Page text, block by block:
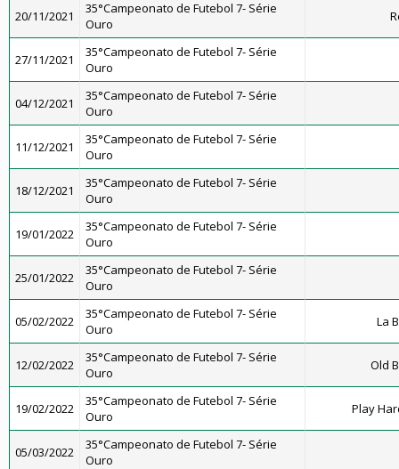
20/11/2021
35°Campeonato de Futebol 7- Série
Ouro
27/11/2021
35°Campeonato de Futebol 7- Série
Ouro
04/12/2021
35°Campeonato de Futebol 7- Série
Ouro
11/12/2021
35°Campeonato de Futebol 7- Série
Ouro
18/12/2021
35°Campeonato de Futebol 7- Série
Ouro
19/01/2022
35°Campeonato de Futebol 7- Série
Ouro
25/01/2022
35°Campeonato de Futebol 7- Série
Ouro
05/02/2022
35°Campeonato de Futebol 7- Série
Ouro
La
12/02/2022
35°Campeonato de Futebol 7- Série
Ouro
Old
19/02/2022
35°Campeonato de Futebol 7- Série
Ouro
Play
05/03/2022
35°Campeonato de Futebol 7- Série
Ouro